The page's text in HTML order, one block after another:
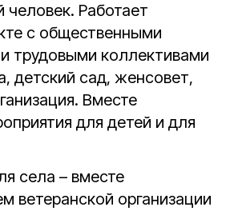
Работает
с общественными
трудовыми коллективами
детский сад, женсовет,
Вместе
для детей и для
села – вместе
ветеранской организации